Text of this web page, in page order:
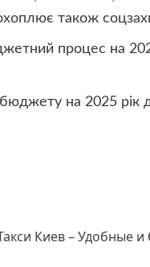
також
процес на
на 2025 рік
Киев – Удобные